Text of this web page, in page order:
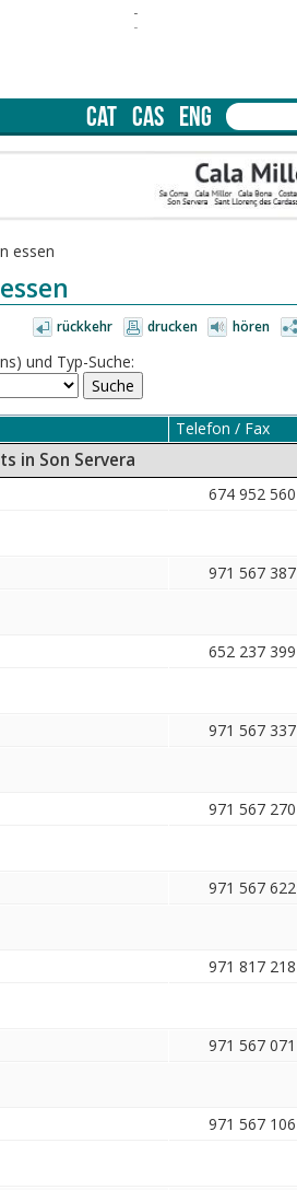
-
-
CAT CAS ENG
essen
rückkehr drucken hören
und Typ-Suche:
Telefon / Fax
in Son Servera
674 952 560
971 567 387
652 237 399
971 567 337
971 567 270
971 567 622
971 817 218
971 567 071
971 567 106